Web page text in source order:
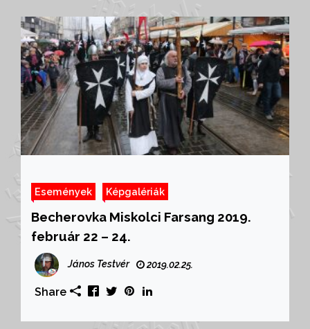
Események Képgalériák
Becherovka Miskolci Farsang 2019.
február 22 – 24.
János Testvér 2019.02.25.
Share